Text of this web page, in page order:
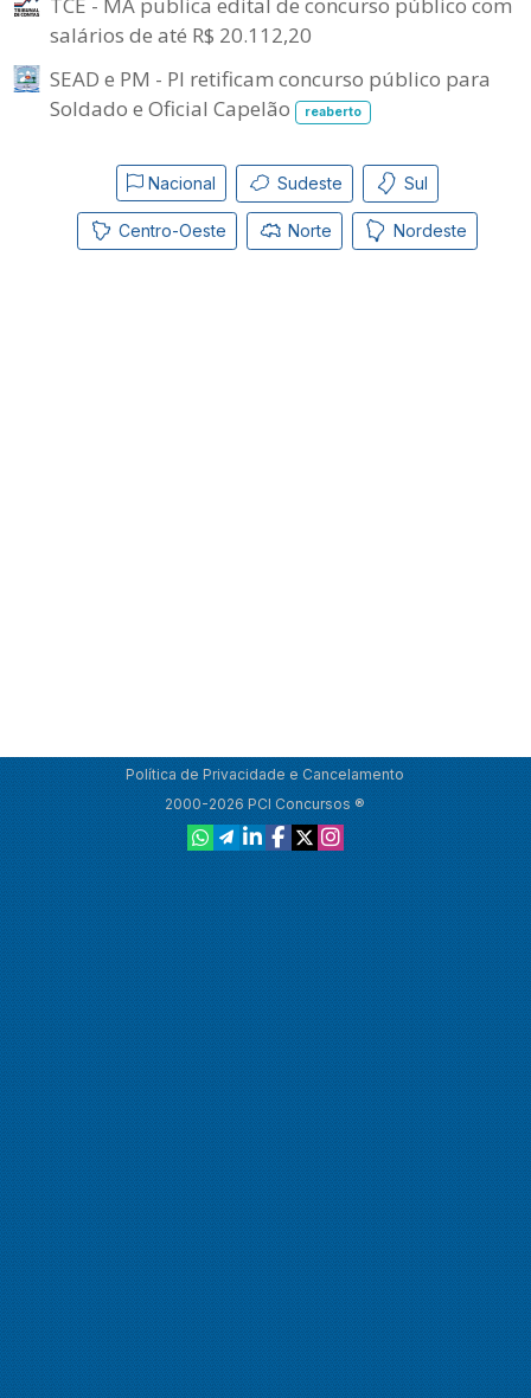
salários de até R$ 20.112,20
SEAD e PM - PI retificam concurso público para
Soldado e Oficial Capelão
reaberto
Nacional Sudeste Sul
Centro-Oeste Norte Nordeste
Política de Privacidade e Cancelamento
2000-2026 PCI Concursos ®